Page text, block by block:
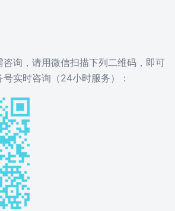
询，请用微信扫描下列二维码，即可
实时咨询（24小时服务）：